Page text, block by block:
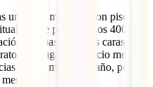
una villa moderna con piscina
es que pagues unos 400€ al
son bastante más caras,
que hagas. El precio mes a
para 6 meses o 1 año, pero